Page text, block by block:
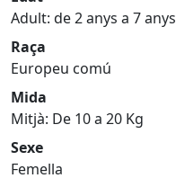
Adult: de 2 anys a 7 anys
Raça
Europeu comú
Mida
Mitjà: De 10 a 20 Kg
Sexe
Femella